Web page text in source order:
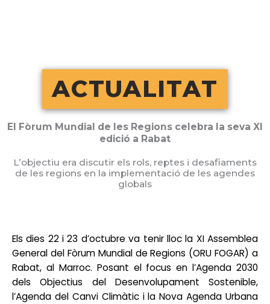
ACTUALITAT
El Fòrum Mundial de les Regions celebra la seva XI
edició a Rabat
L’objectiu era discutir els rols, reptes i desafiaments
de les regions en la implementació de les agendes
globals
Els dies 22 i 23 d’octubre va tenir lloc la XI Assemblea
General del Fòrum Mundial de Regions (ORU FOGAR) a
Rabat, al Marroc. Posant el focus en l’Agenda 2030
dels Objectius del Desenvolupament Sostenible,
l’Agenda del Canvi Climàtic i la Nova Agenda Urbana